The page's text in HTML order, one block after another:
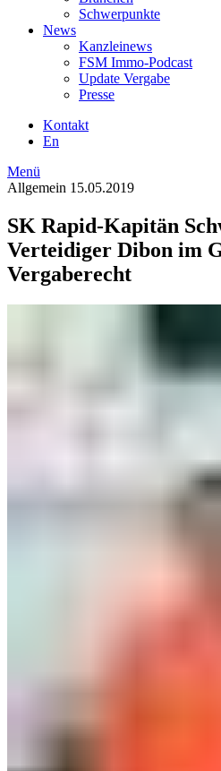
Schwerpunkte
News
Kanzleinews
FSM Immo-Podcast
Update Vergabe
Presse
Kontakt
En
Menü
Allgemein 15.05.2019
SK Rapid-Kapitän
Verteidiger Dibon im
Vergaberecht